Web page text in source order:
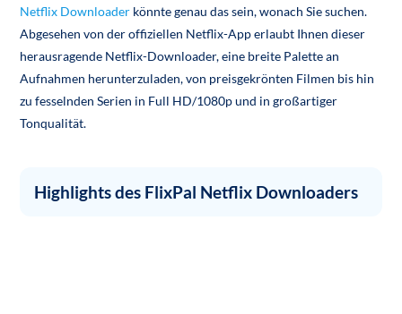
Netflix Downloader könnte genau das sein, wonach Sie suchen.
Abgesehen von der offiziellen Netflix-App erlaubt Ihnen dieser
herausragende Netflix-Downloader, eine breite Palette an
Aufnahmen herunterzuladen, von preisgekrönten Filmen bis hin
zu fesselnden Serien in Full HD/1080p und in großartiger
Tonqualität.
Highlights des FlixPal Netflix Downloaders